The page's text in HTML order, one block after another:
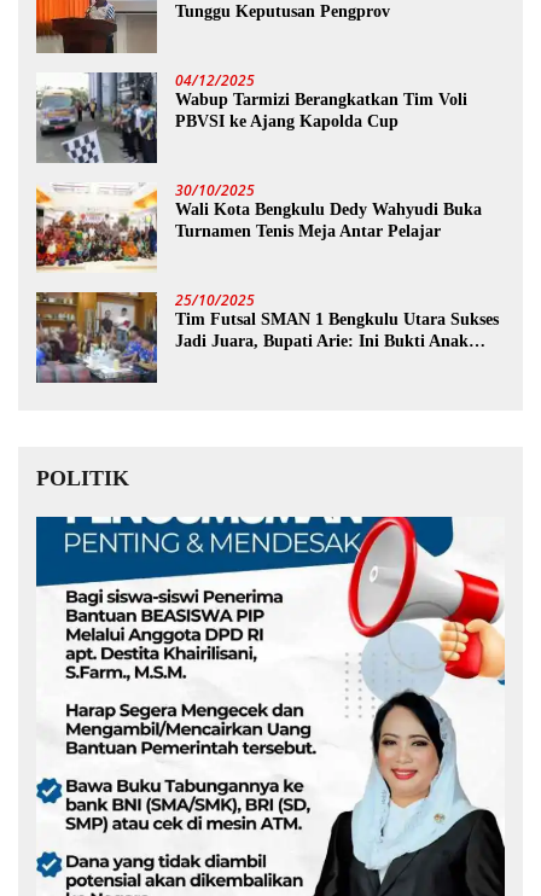
Tunggu Keputusan Pengprov
04/12/2025
Wabup Tarmizi Berangkatkan Tim Voli
PBVSI ke Ajang Kapolda Cup
30/10/2025
Wali Kota Bengkulu Dedy Wahyudi Buka
Turnamen Tenis Meja Antar Pelajar
25/10/2025
Tim Futsal SMAN 1 Bengkulu Utara Sukses
Jadi Juara, Bupati Arie: Ini Bukti Anak
POLITIK